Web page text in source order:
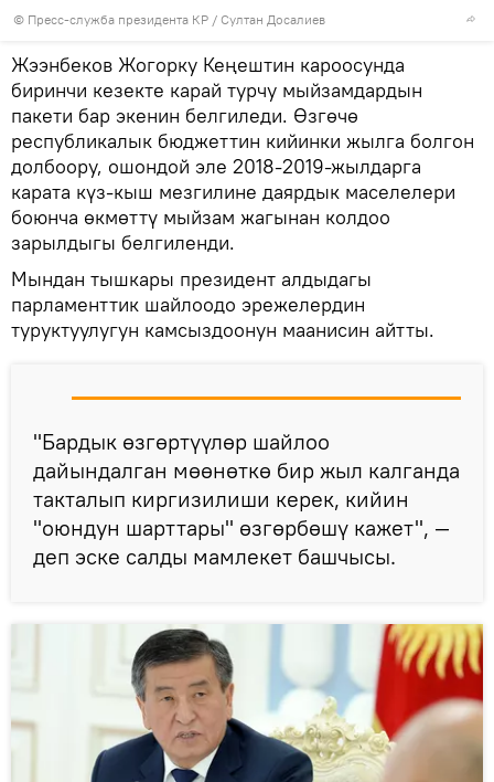
© Пресс-служба президента КР / Султан Досалиев
Жээнбеков Жогорку Кеңештин кароосунда
биринчи кезекте карай турчу мыйзамдардын
пакети бар экенин белгиледи. Өзгөчө
республикалык бюджеттин кийинки жылга болгон
долбоору, ошондой эле 2018-2019-жылдарга
карата күз-кыш мезгилине даярдык маселелери
боюнча өкмөттү мыйзам жагынан колдоо
зарылдыгы белгиленди.
Мындан тышкары президент алдыдагы
парламенттик шайлоодо эрежелердин
туруктуулугун камсыздоонун маанисин айтты.
"Бардык өзгөртүүлөр шайлоо
дайындалган мөөнөткө бир жыл калганда
такталып киргизилиши керек, кийин
"оюндун шарттары" өзгөрбөшү кажет", —
деп эске салды мамлекет башчысы.